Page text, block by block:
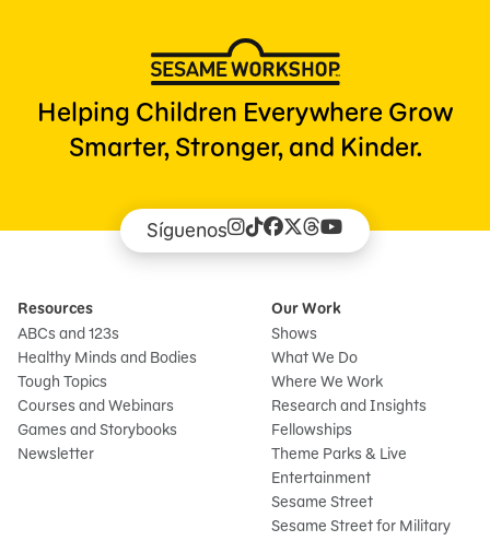
Helping Children Everywhere Grow
Smarter, Stronger, and Kinder.
Síguenos
Resources
ABCs and 123s
Healthy Minds and Bodies
Tough Topics
Courses and Webinars
Games and Storybooks
Newsletter
Our Work
Shows
What We Do
Where We Work
Research and Insights
Fellowships
Theme Parks & Live
Entertainment
Sesame Street
Sesame Street for Military